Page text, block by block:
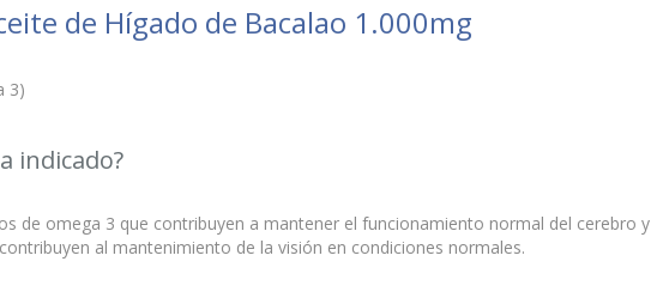
de Hígado de Bacalao 1.000mg
3)
indicado?
de omega 3 que contribuyen a mantener el funcionamiento normal del cerebro y
al mantenimiento de la visión en condiciones normales.